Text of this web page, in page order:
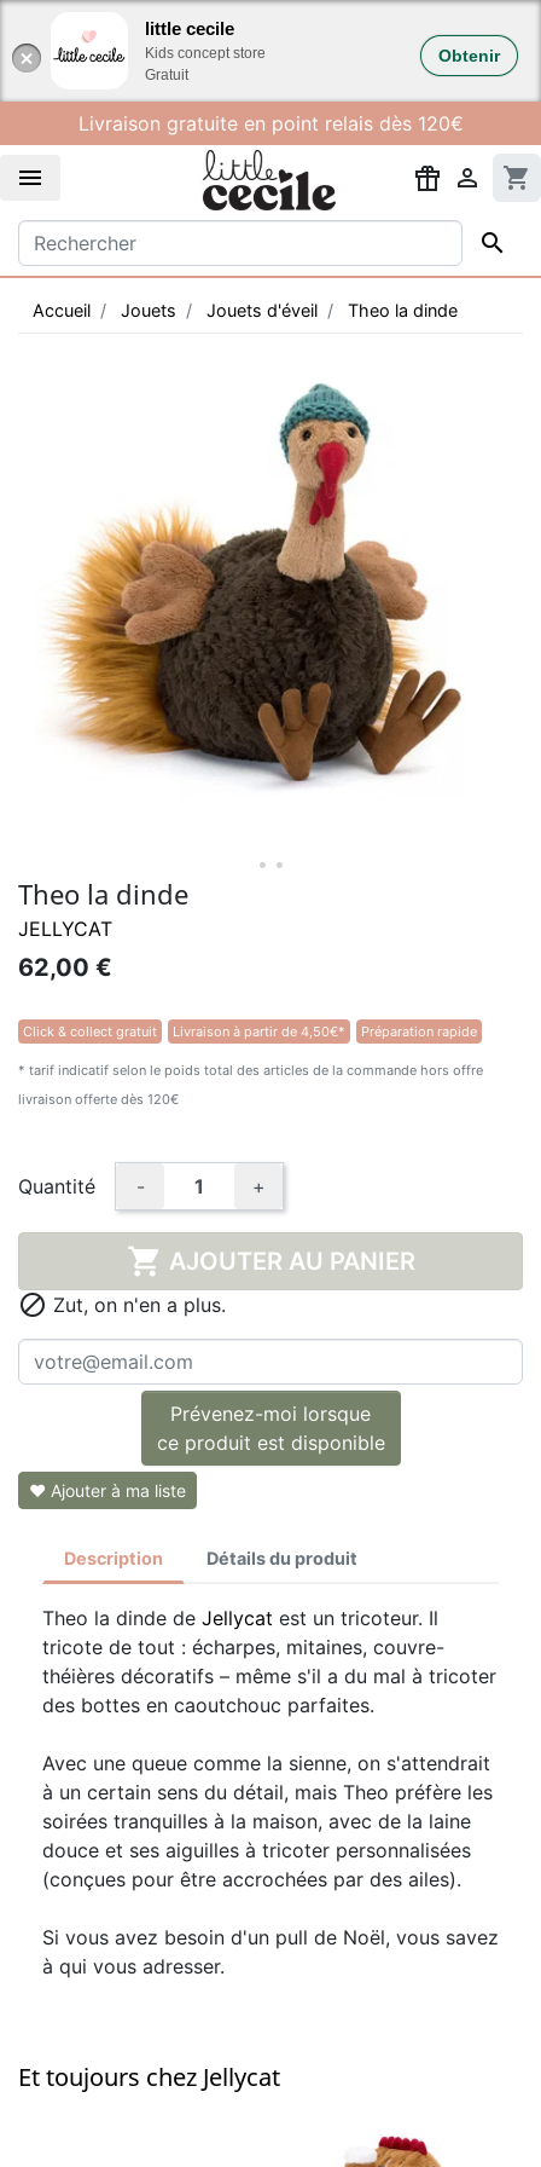
little cecile
Kids concept store
Gratuit
Obtenir
Livraison gratuite en point relais dès 120€
  shopping_cart

Accueil Jouets Jouets d'éveil Theo la dinde
• •
Theo la dinde
JELLYCAT
62,00 €
Click & collect gratuit Livraison à partir de 4,50€* Préparation rapide
* tarif indicatif selon le poids total des articles de la commande hors offre
livraison offerte dès 120€
Quantité - +
 AJOUTER AU PANIER
 Zut, on n'en a plus.
Prévenez-moi lorsque
ce produit est disponible
❤ Ajouter à ma liste
Description Détails du produit
Theo la dinde de Jellycat est un tricoteur. Il
tricote de tout : écharpes, mitaines, couvre-
théières décoratifs – même s'il a du mal à tricoter
des bottes en caoutchouc parfaites.
Avec une queue comme la sienne, on s'attendrait
à un certain sens du détail, mais Theo préfère les
soirées tranquilles à la maison, avec de la laine
douce et ses aiguilles à tricoter personnalisées
(conçues pour être accrochées par des ailes).
Si vous avez besoin d'un pull de Noël, vous savez
à qui vous adresser.
Et toujours chez Jellycat